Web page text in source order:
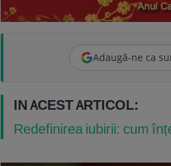
Adaugă-ne ca
IN ACEST ARTICOL:
Redefinirea iubirii: cum